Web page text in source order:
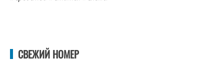
СВЕЖИЙ НОМЕР